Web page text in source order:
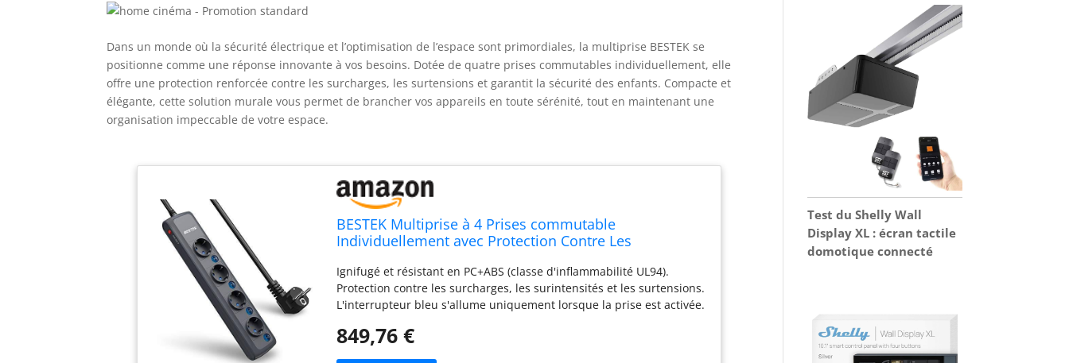
Dans un monde où la sécurité électrique et l’optimisation de l’espace sont primordiales, la multiprise BESTEK se
positionne comme une réponse innovante à vos besoins. Dotée de quatre prises commutables individuellement, elle
offre une protection renforcée contre les surcharges, les surtensions et garantit la sécurité des enfants. Compacte et
élégante, cette solution murale vous permet de brancher vos appareils en toute sérénité, tout en maintenant une
organisation impeccable de votre espace.
BESTEK Multiprise à 4 Prises commutable
Individuellement avec Protection Contre Les
Protection Enfant - Multiprise Murale - 3600 W/16 A -
Noir
Ignifugé et résistant en PC+ABS (classe d'inflammabilité UL94).
Protection contre les surcharges, les surintensités et les surtensions.
L'interrupteur bleu s'allume uniquement lorsque la prise est activée.
rouges habituels. Grâce au câble épais H05VV-F 3G1,5, une
849,76 €
Test du Shelly Wall
Display XL : écran tactile
domotique connecté